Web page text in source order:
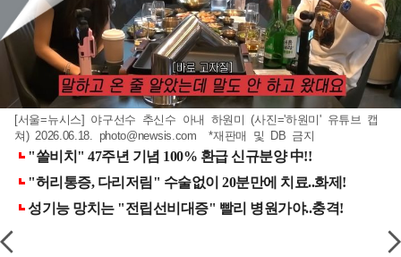
[서울=뉴시스] 야구선수 추신수 아내 하원미 (사진='하원미' 유튜브 캡
쳐) 2026.06.18. photo@newsis.com *재판매 및 DB 금지